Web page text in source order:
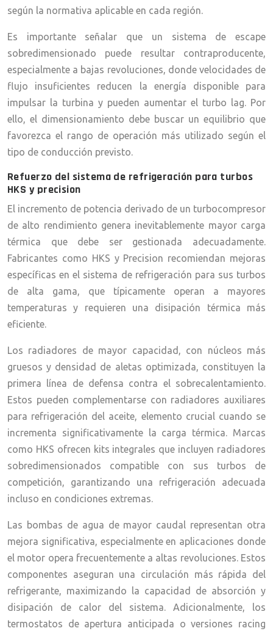
según la normativa aplicable en cada región.
Es importante señalar que un sistema de escape
sobredimensionado puede resultar contraproducente,
especialmente a bajas revoluciones, donde velocidades de
flujo insuficientes reducen la energía disponible para
impulsar la turbina y pueden aumentar el turbo lag. Por
ello, el dimensionamiento debe buscar un equilibrio que
favorezca el rango de operación más utilizado según el
tipo de conducción previsto.
Refuerzo del sistema de refrigeración para turbos
HKS y precision
El incremento de potencia derivado de un turbocompresor
de alto rendimiento genera inevitablemente mayor carga
térmica que debe ser gestionada adecuadamente.
Fabricantes como HKS y Precision recomiendan mejoras
específicas en el sistema de refrigeración para sus turbos
de alta gama, que típicamente operan a mayores
temperaturas y requieren una disipación térmica más
eficiente.
Los radiadores de mayor capacidad, con núcleos más
gruesos y densidad de aletas optimizada, constituyen la
primera línea de defensa contra el sobrecalentamiento.
Estos pueden complementarse con radiadores auxiliares
para refrigeración del aceite, elemento crucial cuando se
incrementa significativamente la carga térmica. Marcas
como HKS ofrecen kits integrales que incluyen radiadores
sobredimensionados compatible con sus turbos de
competición, garantizando una refrigeración adecuada
incluso en condiciones extremas.
Las bombas de agua de mayor caudal representan otra
mejora significativa, especialmente en aplicaciones donde
el motor opera frecuentemente a altas revoluciones. Estos
componentes aseguran una circulación más rápida del
refrigerante, maximizando la capacidad de absorción y
disipación de calor del sistema. Adicionalmente, los
termostatos de apertura anticipada o versiones racing